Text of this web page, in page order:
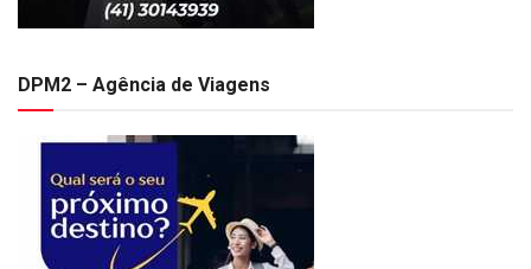
DPM2 – Agência de Viagens